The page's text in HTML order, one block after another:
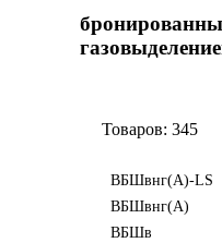
Товаров: 345
ВБШвнг(А)-LS
ВБШвнг(А)
ВБШв